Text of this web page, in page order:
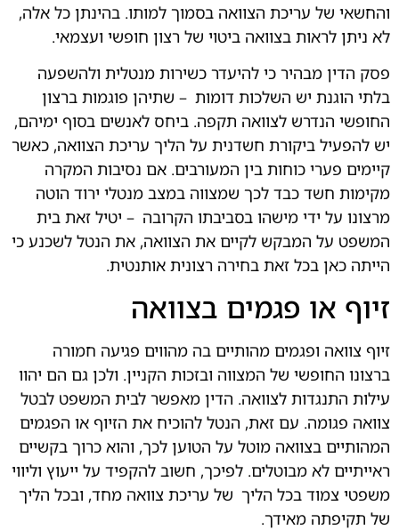
והחשאי של עריכת הצוואה בסמוך למותו. בהינתן כל אלה,
לא ניתן לראות בצוואה ביטוי של רצון חופשי ועצמאי.
פסק הדין מבהיר כי להיעדר כשירות מנטלית ולהשפעה
בלתי הוגנת יש השלכות דומות – שתיהן פוגמות ברצון
החופשי הנדרש לצוואה תקפה. ביחס לאנשים בסוף ימיהם,
יש להפעיל ביקורת חשדנית על הליך עריכת הצוואה, כאשר
קיימים פערי כוחות בין המעורבים. אם נסיבות המקרה
מקימות חשד כבד לכך שמצווה במצב מנטלי ירוד הוטה
מרצונו על ידי מישהו בסביבתו הקרובה – יטיל זאת בית
המשפט על המבקש לקיים את הצוואה, את הנטל לשכנע כי
הייתה כאן בכל זאת בחירה רצונית אותנטית.
זיוף או פגמים בצוואה
זיוף צוואה ופגמים מהותיים בה מהווים פגיעה חמורה
ברצונו החופשי של המצווה ובזכות הקניין. ולכן גם הם יהוו
עילות התנגדות לצוואה. הדין מאפשר לבית המשפט לבטל
צוואה פגומה. עם זאת, הנטל להוכיח את הזיוף או הפגמים
המהותיים בצוואה מוטל על הטוען לכך, והוא כרוך בקשיים
ראייתיים לא מבוטלים. לפיכך, חשוב להקפיד על ייעוץ וליווי
משפטי צמוד בכל הליך של עריכת צוואה מחד, ובכל הליך
של תקיפתה מאידך.